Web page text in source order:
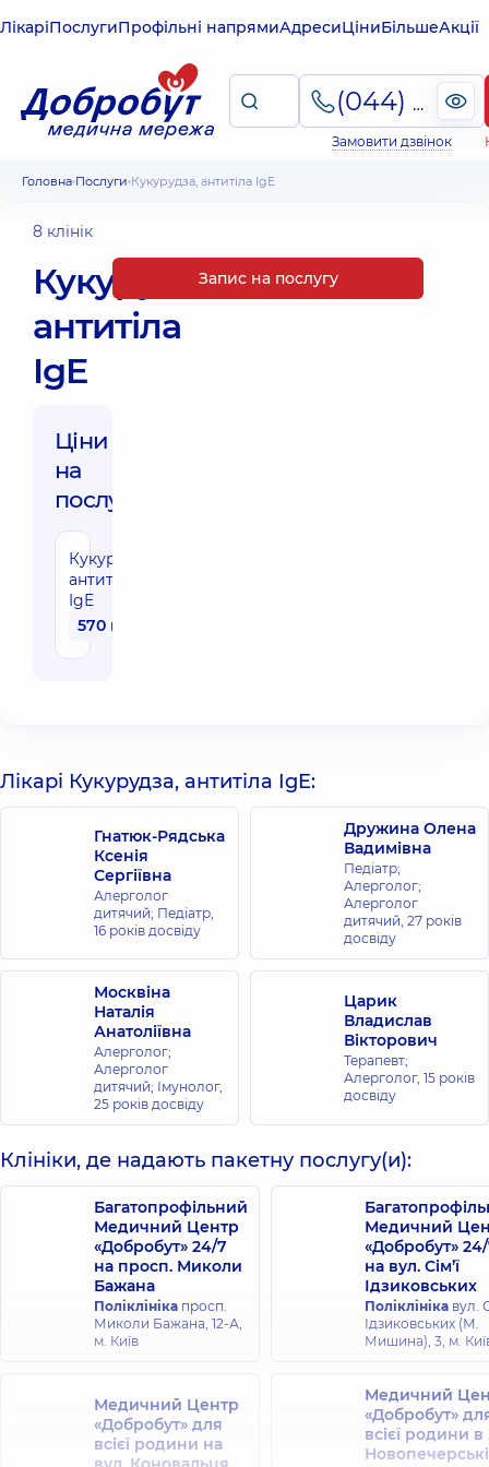
ЛікаріПослугиПрофільні напрямиАдресиЦіниБільшеАкції
(044) 495-2-888
Замовити дзвінок
Головна Послуги Кукурудза, антитіла IgE
8 клінік
Кукурудза,
антитіла
IgE
Ціни
на
послуги:
Кукурудза,
антитіла
IgE
570 грн
Запис на послугу
Лікарі Кукурудза, антитіла IgE:
Гнатюк-Рядська
Ксенія
Сергіївна
Алерголог
дитячий; Педіатр,
16 років досвіду
Дружина Олена
Вадимівна
Педіатр;
Алерголог;
Алерголог
дитячий, 27 років
досвіду
Москвіна
Наталія
Анатоліївна
Алерголог;
Алерголог
дитячий; Імунолог,
25 років досвіду
Царик
Владислав
Вікторович
Терапевт;
Алерголог, 15 років
досвіду
Клініки, де надають пакетну послугу(и):
Багатопрофільний
Медичний Центр
«Добробут» 24/7
на просп. Миколи
Бажана
Поліклініка просп.
Миколи Бажана, 12-А,
м. Київ
Медичний
«Добробут»
на вул. Сім’ї
Ідзиковських
Поліклініка вул.
Ідзиковських (М.
Мишина), 3, м.
Медичний Центр
«Добробут» для
всієї родини на
Медичний
«Добробут»
всієї родини
Новопечерські